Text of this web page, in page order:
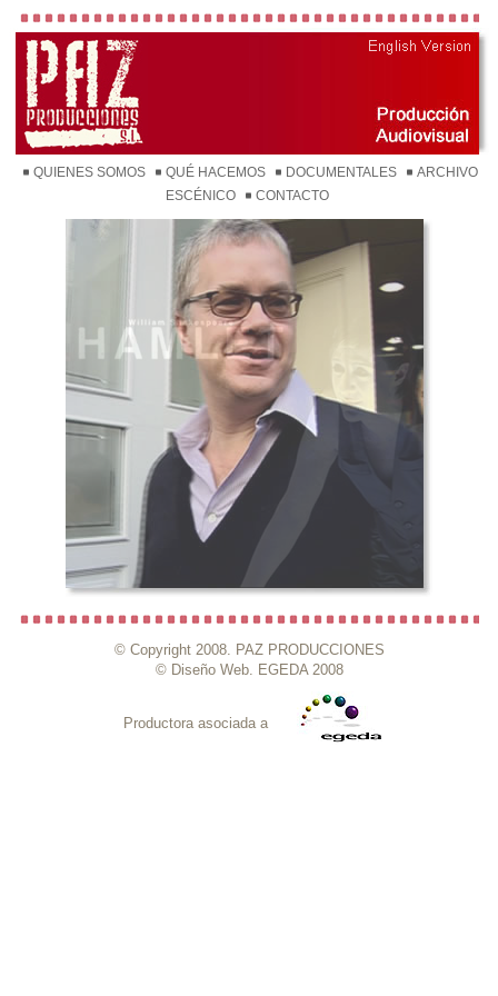
QUIENES SOMOS QUÉ HACEMOS DOCUMENTALES
ARCHIVO
ESCÉNICO
CONTACTO
© Copyright 2008. PAZ PRODUCCIONES
© Diseño Web. EGEDA 2008
Productora asociada a